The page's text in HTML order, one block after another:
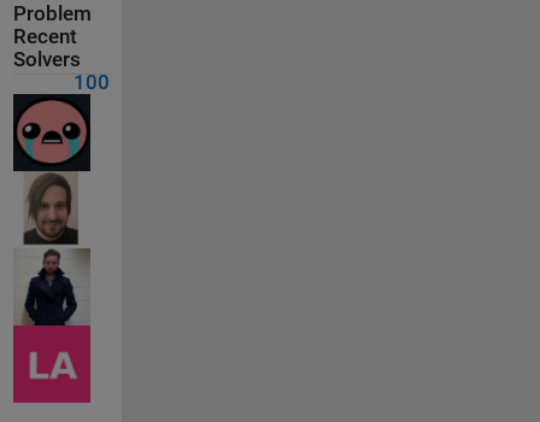
Problem
Recent
Solvers
100